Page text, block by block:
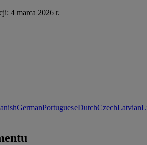
4 marca 2026 r.
GermanPortugueseDutchCzechLatvian